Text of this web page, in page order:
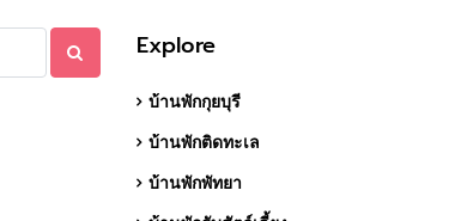
Explore
บ้านพักกุยบุรี
บ้านพักติดทะเล
บ้านพักพัทยา